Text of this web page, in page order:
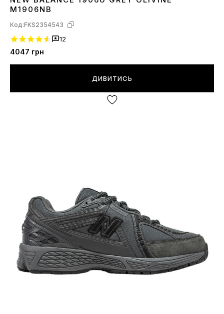
4041
M1906NB
Код:FKS2354543
12
4047 грн
ДИВИТИСЬ